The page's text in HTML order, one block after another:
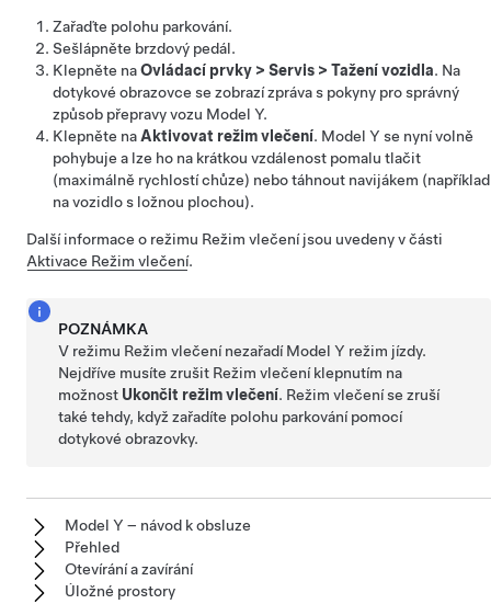
Zařaďte polohu parkování.
Sešlápněte brzdový pedál.
Klepněte naOvládací prvky > Servis > Tažení vozidla. Na
dotykové obrazovce se zobrazí zpráva s pokyny pro správný
způsob přepravy vozu Model Y.
Klepněte na Aktivovat režim vlečení. Model Y se nyní volně
pohybuje a lze ho na krátkou vzdálenost pomalu tlačit
(maximálně rychlostí chůze) nebo táhnout navijákem (například
na vozidlo s ložnou plochou).
Další informace o režimu Režim vlečeníjsou uvedeny v části
Aktivace Režim vlečení.
POZNÁMKA
V režimu Režim vlečenínezařadíModel Y režim jízdy.
Nejdříve musíte zrušit Režim vlečeníklepnutím na
možnost Ukončit režim vlečení. Režim vlečeníse zruší
také tehdy, když zařadíte polohu parkování pomocí
dotykové obrazovky.
Model Y – návod k obsluze
Přehled
Otevírání a zavírání
Úložné prostory